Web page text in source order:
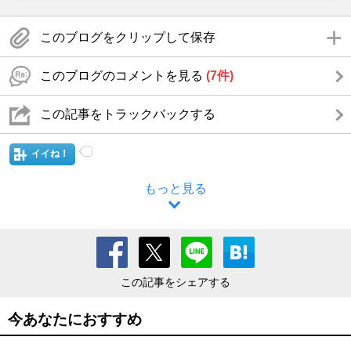
このブログをクリップして保存
このブログのコメントを見る (7件)
この記事をトラックバックする
イイね！
もっと見る
この記事をシェアする
今あなたにおすすめ